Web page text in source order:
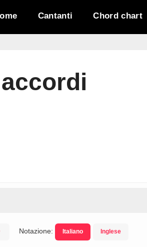
Cantanti Chord chart
Notazione: Italiano Inglese